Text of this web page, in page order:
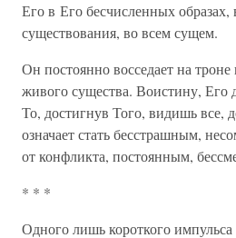
Его в Его бесчисленных
существования, во всем сущем.
Он постоянно восседает на
живого существа. Воистину, Его
То, достигнув Того, видишь все,
означает стать бесстрашным,
от конфликта, постоянным,
* * *
Одного лишь короткого